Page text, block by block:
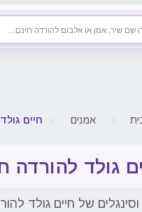
אמנים חיים גולד
גולד להורדה